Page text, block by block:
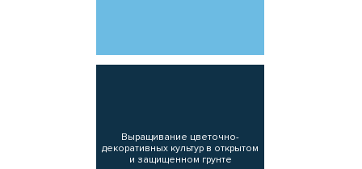
Выращивание цветочно-
декоративных культур в открытом
и защищенном грунте